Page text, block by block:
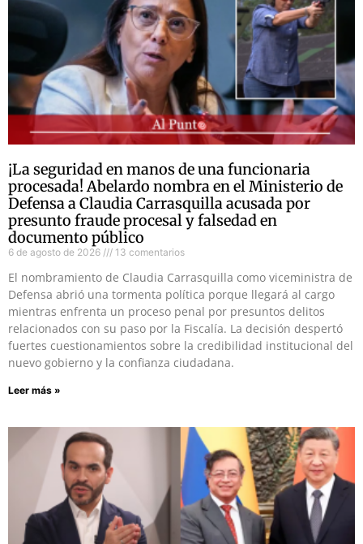
¡La seguridad en manos de una funcionaria
procesada! Abelardo nombra en el Ministerio de
Defensa a Claudia Carrasquilla acusada por
presunto fraude procesal y falsedad en
documento público
6 de agosto de 2026 13 comentarios
El nombramiento de Claudia Carrasquilla como viceministra de
Defensa abrió una tormenta política porque llegará al cargo
mientras enfrenta un proceso penal por presuntos delitos
relacionados con su paso por la Fiscalía. La decisión despertó
fuertes cuestionamientos sobre la credibilidad institucional del
nuevo gobierno y la confianza ciudadana.
Leer más »